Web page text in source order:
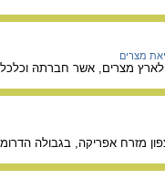
מצרים
לארץ מצרים, אשר חברתהּ
מזרח אפריקה, בגבולה